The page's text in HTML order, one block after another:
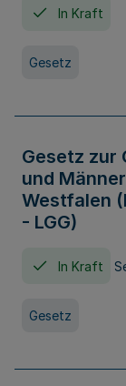
In Kraft
Gesetz
Gesetz zur
und
Westfalen
- LGG)
In Kraft
Gesetz